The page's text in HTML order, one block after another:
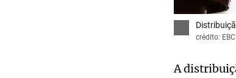
crédito:
A